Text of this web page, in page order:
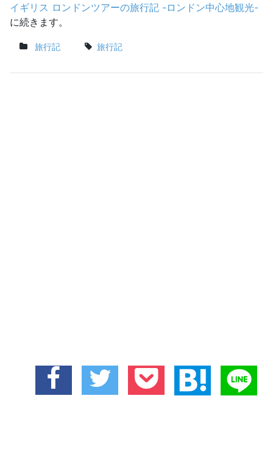
イギリス ロンドンツアーの旅行記 -ロンドン中心地観光-
に続きます。
旅行記 旅行記